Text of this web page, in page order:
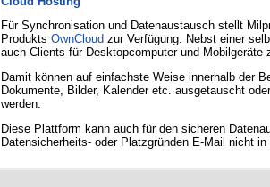
Für Synchronisation und Datenaustausch stellt
Produkts OwnCloud zur Verfügung. Nebst einer
auch Clients für Desktopcomputer und Mobilgeräte
Damit können auf einfachste Weise innerhalb der
Dokumente, Bilder, Kalender etc. ausgetauscht
werden.
Diese Plattform kann auch für den sicheren
Datensicherheits- oder Platzgründen E-Mail nicht in